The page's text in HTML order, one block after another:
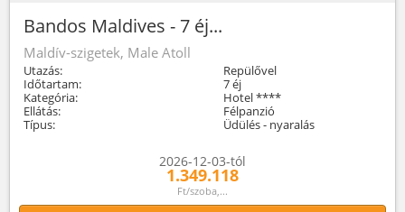
Bandos Maldives - 7 éj...
Maldív-szigetek, Male Atoll
Utazás:
Repülővel
Időtartam:
7 éj
Kategória:
Hotel ****
Ellátás:
Félpanzió
Típus:
Üdülés - nyaralás
2026-12-03-tól
1.349.118
Ft/szoba,...